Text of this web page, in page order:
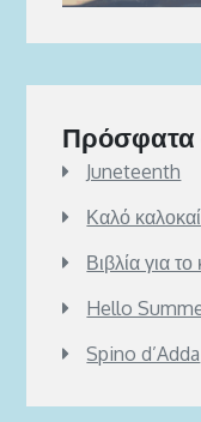
Πρόσφατα
Juneteenth
Καλό
Βιβλία για το
Hello
Spino d’Adda